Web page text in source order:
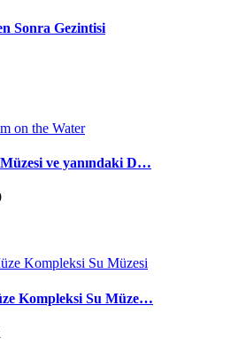
Sonra Gezintisi
ve yanındaki D…
Kompleksi Su Müze…